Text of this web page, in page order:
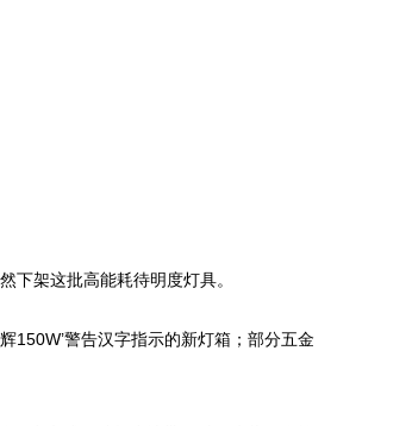
下架这批高能耗待明度灯具。
150W’警告汉字指示的新灯箱；部分五金